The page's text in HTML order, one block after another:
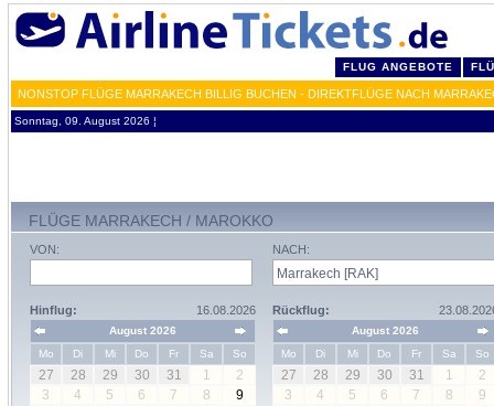
FLUG ANGEBOTE
NONSTOP FLÜGE MARRAKECH BILLIG BUCHEN - DIREKTFLÜGE NACH
Sonntag, 09. August 2026 ¦
FLÜGE MARRAKECH / MAROKKO
VON:
Hinflug: 16.08.2026
August 2026
Mo
Di Mi Do Fr Sa So
27 28 29 30 31 1
2
3
4 5 6 7 8
9
NACH:
Rückflug:
August 2026
Mo
Di Mi Do Fr Sa So
27 28 29 30 31 1
2
3
4 5 6 7 8
9